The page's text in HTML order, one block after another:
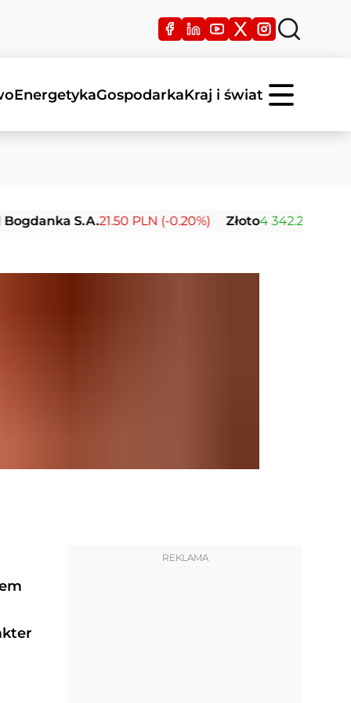
EnergetykaGospodarkaKraj i świat
S.A.21.50 PLN (-0.20%) Złoto 4 342.26 USD (0.00%)
REKLAMA